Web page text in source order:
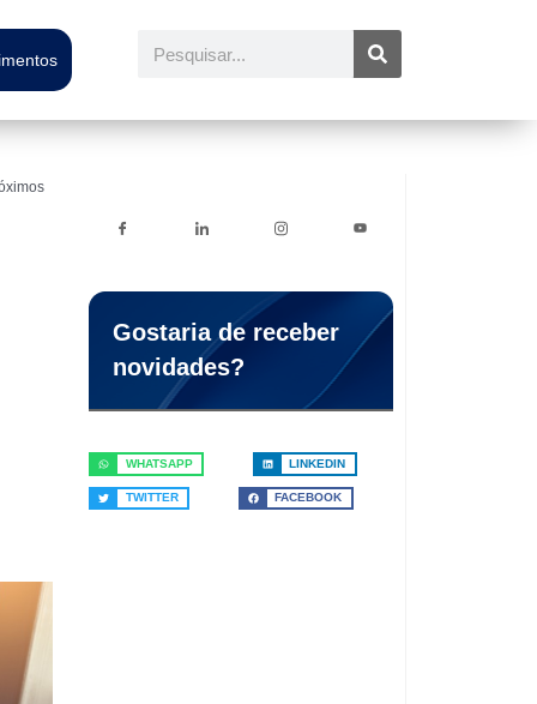
Pesquisar
Gostaria de receber
novidades?
WHATSAPP LINKEDIN
TWITTER FACEBOOK